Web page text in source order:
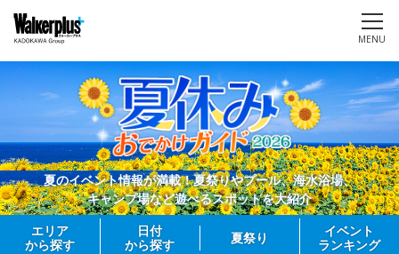
MENU
夏のイベント情報が満載！夏祭りやプール、海水浴場、
キャンプ場など遊べるスポットを大紹介
エリア
から探す
日付
から探す
夏祭り
イベント
ランキング